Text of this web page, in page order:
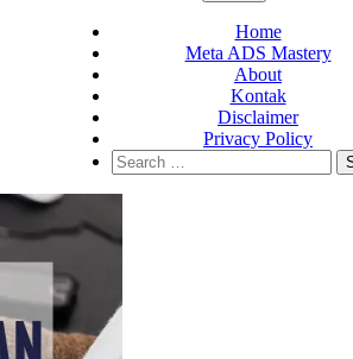
Home
Meta ADS Mastery
About
Kontak
Disclaimer
Privacy Policy
Search
for: